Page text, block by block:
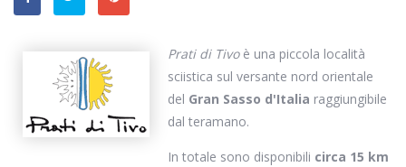
Prati di Tivoè una piccola località
sciistica sul versante nord orientale
del Gran Sasso d'Italia raggiungibile
dal teramano.
In totale sono disponibili circa 15 km